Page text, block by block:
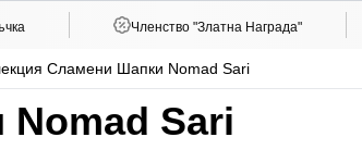
Членство "Златна Награда"
Сламени Шапки Nomad Sari
Sari